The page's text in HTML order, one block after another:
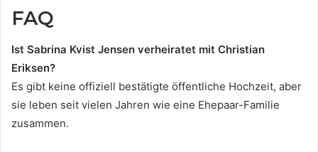
FAQ
Ist Sabrina Kvist Jensen verheiratet mit Christian
Eriksen?
Es gibt keine offiziell bestätigte öffentliche Hochzeit, aber
sie leben seit vielen Jahren wie eine Ehepaar-Familie
zusammen.